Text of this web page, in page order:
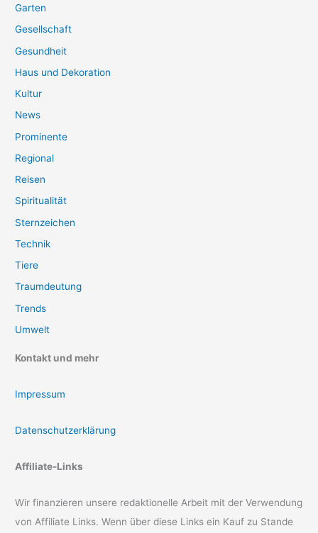
Garten
Gesellschaft
Gesundheit
Haus und Dekoration
Kultur
News
Prominente
Regional
Reisen
Spiritualität
Sternzeichen
Technik
Tiere
Traumdeutung
Trends
Umwelt
Kontakt und mehr
Impressum
Datenschutzerklärung
Affiliate-Links
Wir finanzieren unsere redaktionelle Arbeit mit der Verwendung
von Affiliate Links. Wenn über diese Links ein Kauf zu Stande